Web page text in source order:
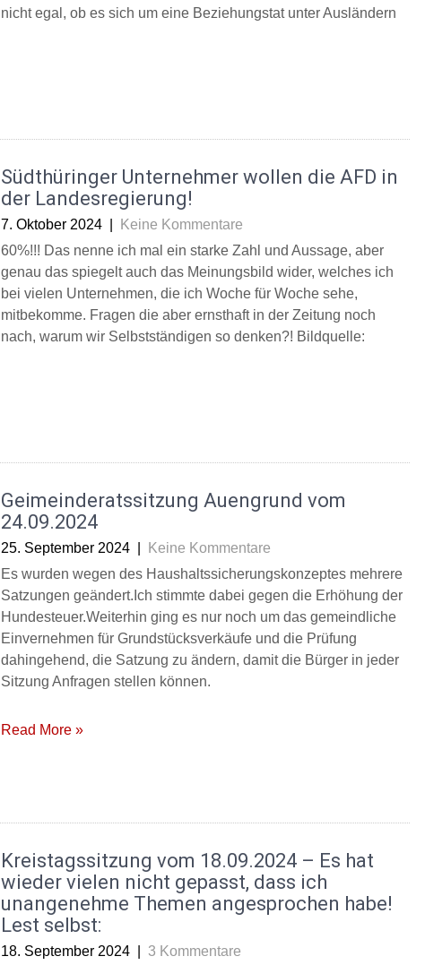
nicht egal, ob es sich um eine Beziehungstat unter Ausländern
Südthüringer Unternehmer wollen die AFD in
der Landesregierung!
7. Oktober 2024
Keine Kommentare
60%!!! Das nenne ich mal ein starke Zahl und Aussage, aber
genau das spiegelt auch das Meinungsbild wider, welches ich
bei vielen Unternehmen, die ich Woche für Woche sehe,
mitbekomme. Fragen die aber ernsthaft in der Zeitung noch
nach, warum wir Selbstständigen so denken?! Bildquelle:
Geimeinderatssitzung Auengrund vom
24.09.2024
25. September 2024
Keine Kommentare
Es wurden wegen des Haushaltssicherungskonzeptes mehrere
Satzungen geändert.Ich stimmte dabei gegen die Erhöhung der
Hundesteuer.Weiterhin ging es nur noch um das gemeindliche
Einvernehmen für Grundstücksverkäufe und die Prüfung
dahingehend, die Satzung zu ändern, damit die Bürger in jeder
Sitzung Anfragen stellen können.
Read More »
Kreistagssitzung vom 18.09.2024 – Es hat
wieder vielen nicht gepasst, dass ich
unangenehme Themen angesprochen habe!
Lest selbst:
18. September 2024 3 Kommentare